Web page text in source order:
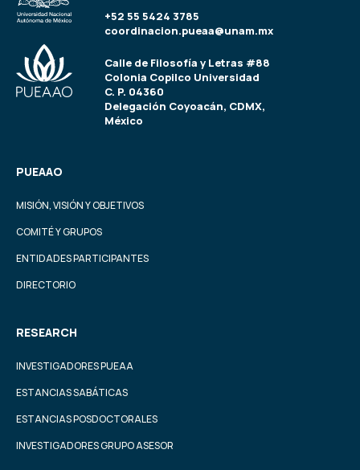
+52 55 5424 3785
coordinacion.pueaa@unam.mx
Calle de Filosofía y Letras #88
Colonia Copilco Universidad
C. P. 04360
Delegación Coyoacán, CDMX,
México
PUEAAO
MISIÓN, VISIÓN Y OBJETIVOS
COMITÉ Y GRUPOS
ENTIDADES PARTICIPANTES
DIRECTORIO
RESEARCH
INVESTIGADORES PUEAA
ESTANCIAS SABÁTICAS
ESTANCIAS POSDOCTORALES
INVESTIGADORES GRUPO ASESOR